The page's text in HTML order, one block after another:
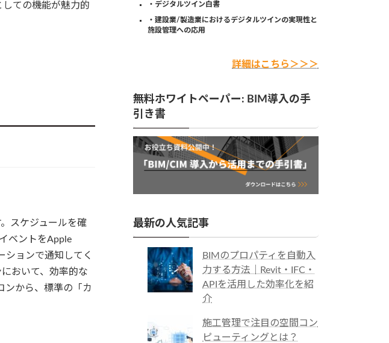
ての機能が魅力的
スケジュールを確
ベントをApple
ションで通知してく
おいて、効率的な
ンから、標準の「カ
・デジタルツイン白書
・建設業/製造業におけるデジタルツインの実現性と
施設管理への応用
詳細はこちら＞＞＞
無料ホワイトペーパー: BIM導入の手
引き書
最新の人気記事
BIMのプロパティを自動入
力する方法｜Revit・IFC・
APIを活用した効率化を紹
介
施工管理で注目の空間コン
ピューティングとは？